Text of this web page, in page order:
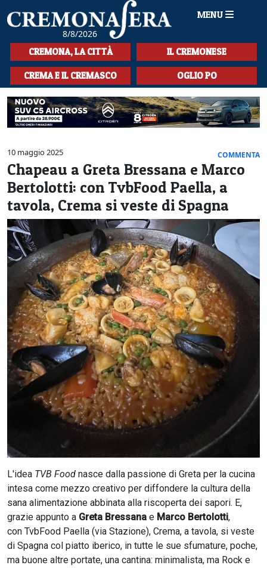
8/8/2026
MENU
HOME
CRONACA
SPORT
LA MUSICA
CULTURA
LA STORIA
SPETTACOLI
L'EDITORIALE
SEZIONI
CERCA
CREMONA, LA CITTÀ IL CREMONESE
CREMA E IL CREMASCO OGLIO PO
10 maggio 2025 COMMENTA
Chapeau a Greta Bressana e Marco
Bertolotti: con TvbFood Paella, a
tavola, Crema si veste di Spagna
L'idea TVB Food nasce dalla passione di Greta per la cucina
intesa come mezzo creativo per diffondere la cultura della
sana alimentazione abbinata alla riscoperta dei sapori. E,
grazie appunto a Greta Bressana e Marco Bertolotti,
con TvbFood Paella (via Stazione), Crema, a tavola, si veste
di Spagna col piatto iberico, in tutte le sue sfumature, poche,
ma buone altre portate, una cantina: minimalista, ma Rock e